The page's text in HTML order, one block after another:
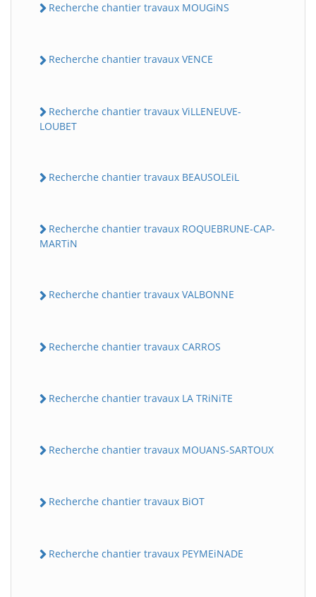
Recherche chantier travaux MOUGiNS
Recherche chantier travaux VENCE
Recherche chantier travaux ViLLENEUVE-
LOUBET
Recherche chantier travaux BEAUSOLEiL
Recherche chantier travaux ROQUEBRUNE-CAP-
MARTiN
Recherche chantier travaux VALBONNE
Recherche chantier travaux CARROS
Recherche chantier travaux LA TRiNiTE
Recherche chantier travaux MOUANS-SARTOUX
Recherche chantier travaux BiOT
Recherche chantier travaux PEYMEiNADE